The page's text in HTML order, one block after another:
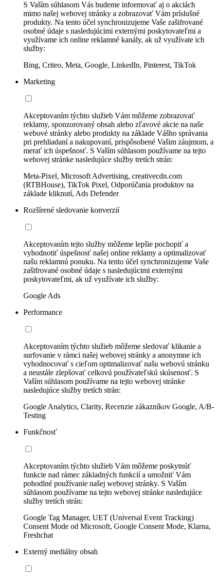
S Vaším súhlasom Vás budeme informovať aj o akciách
mimo našej webovej stránky a zobrazovať Vám príslušné
produkty. Na tento účel synchronizujeme Vaše zašifrované
osobné údaje s nasledujúcimi externými poskytovateľmi a
využívame ich online reklamné kanály, ak už využívate ich
služby:
Bing, Criteo, Meta, Google, LinkedIn, Pinterest, TikTok
Marketing
Akceptovaním týchto služieb Vám môžeme zobrazovať
reklamy, sponzorovaný obsah alebo zľavové akcie na naše
webové stránky alebo produkty na základe Vášho správania
pri prehliadaní a nakupovaní, prispôsobené Vašim záujmom, a
merať ich úspešnosť. S Vaším súhlasom používame na tejto
webovej stránke nasledujúce služby tretích strán:
Meta-Pixel, Microsoft Advertising, creativecdn.com
(RTBHouse), TikTok Pixel, Odporúčania produktov na
základe kliknutí, Ads Defender
Rozšírené sledovanie konverzií
Akceptovaním tejto služby môžeme lepšie pochopiť a
vyhodnotiť úspešnosť našej online reklamy a optimalizovať
našu reklamnú ponuku. Na tento účel synchronizujeme Vaše
zašifrované osobné údaje s nasledujúcimi externými
poskytovateľmi, ak už využívate ich služby:
Google Ads
Performance
Akceptovaním týchto služieb môžeme sledovať klikanie a
surfovanie v rámci našej webovej stránky a anonymne ich
vyhodnocovať s cieľom optimalizovať našu webovú stránku
a neustále zlepšovať celkovú používateľskú skúsenosť. S
Vaším súhlasom používame na tejto webovej stránke
nasledujúce služby tretích strán:
Google Analytics, Clarity, Recenzie zákazníkov Google, A/B-
Testing
Funkčnosť
Akceptovaním týchto služieb Vám môžeme poskytnúť
funkcie nad rámec základných funkcií a umožniť Vám
pohodlné používanie našej webovej stránky. S Vaším
súhlasom používame na tejto webovej stránke nasledujúce
služby tretích strán:
Google Tag Manager, UET (Universal Event Tracking)
Consent Mode od Microsoft, Google Consent Mode, Klarna,
Freshchat
Externý mediálny obsah